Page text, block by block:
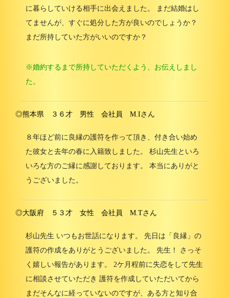
に暮らしていける相手に出会えました。 まだ結婚はし
てませんが、すぐに処分した方が良いのでしょうか？
まだ所持していた方がいいのですか？
※婚約するまで所持していただくよう、お伝えしまし
た。
◎熊本県 ３６才 男性 会社員 M.Iさん
８年ほど前に良縁の護符を作って頂き、付き合い始め
た彼女と去年の春に入籍致しました。 杉山先生といろ
いろな方のご縁に感謝しております。 本当にありがと
うございました。
◎大阪府 ５３才 女性 会社員 M.Tさん
杉山先生 いつもお世話になります。 先日は「良縁」の
護符の作成をありがとうございました。 先生！ さっそ
く嬉しい報告があります。 2ケ月程前に失恋をして先生
に相談させていただき 護符を作成していただいてから
まだそんなに経っていないのですが、ある方と知り合